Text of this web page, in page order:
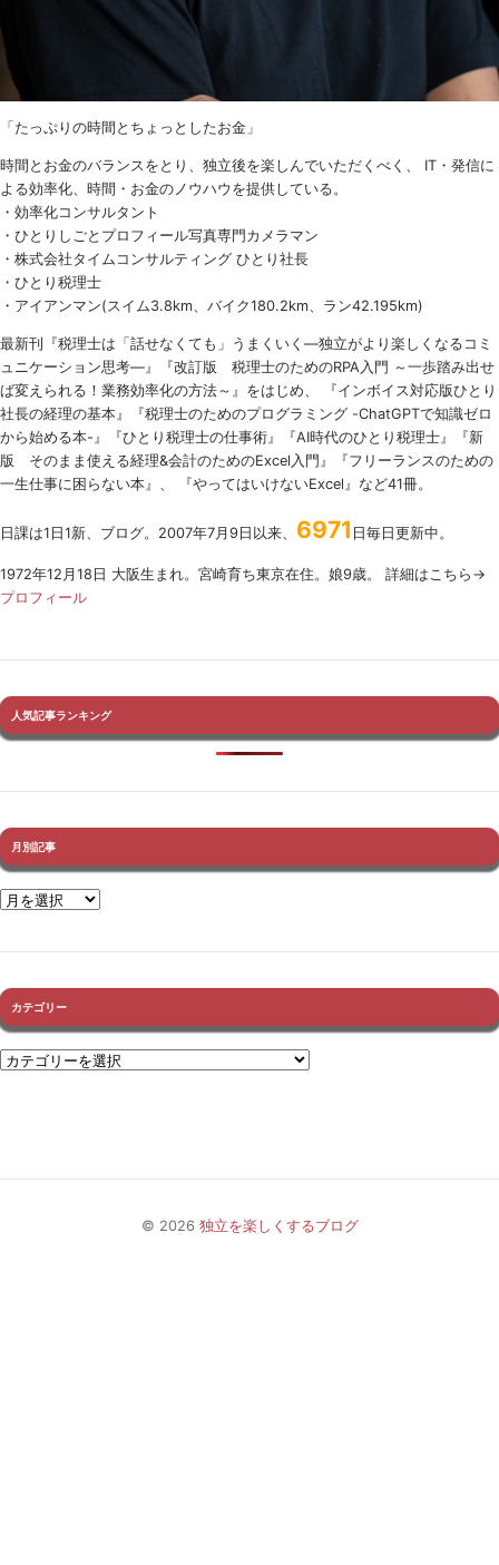
「たっぷりの時間とちょっとしたお金」
時間とお金のバランスをとり、独立後を楽しんでいただくべく、 IT・発信に
よる効率化、時間・お金のノウハウを提供している。
・効率化コンサルタント
・ひとりしごとプロフィール写真専門カメラマン
・株式会社タイムコンサルティング ひとり社長
・ひとり税理士
・アイアンマン(スイム3.8km、バイク180.2km、ラン42.195km)
最新刊『税理士は「話せなくても」うまくいく ―独立がより楽しくなるコミ
ュニケーション思考―』『改訂版 税理士のためのRPA 入門 ～一歩踏み出せ
ば変えられる！業務効率化の方法～』をはじめ、 『インボイス対応版ひとり
社長の経理の基本』『税理士のためのプログラミング -ChatGPTで知識ゼロ
から始める本-』『ひとり税理士の仕事術』『AI時代のひとり税理士』『新
版 そのまま使える経理&会計のためのExcel入門』『フリーランスのための
一生仕事に困らない本』、 『やってはいけないExcel』など41冊。
日課は1日1新、ブログ。2007年7月9日以来、 6971 日毎日更新中。
1972年12月18日 大阪生まれ。宮崎育ち東京在住。娘9歳。 詳細はこちら→
プロフィール
人気記事ランキング
月別記事
カテゴリー
© 2026 独立を楽しくするブログ